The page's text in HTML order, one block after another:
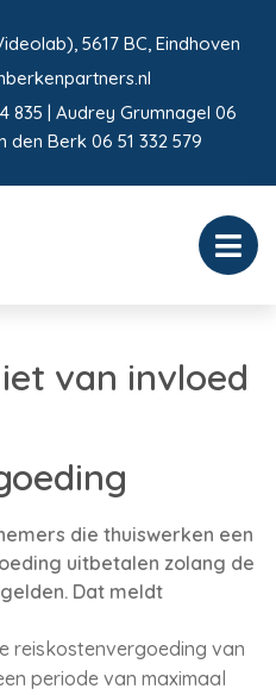
5617 BC, Eindhoven
835 | Audrey Grumnagel 06
den Berk 06 51 332 579
van invloed
die thuiswerken een
uitbetalen zolang de
Dat meldt
reiskostenvergoeding van
periode van maximaal